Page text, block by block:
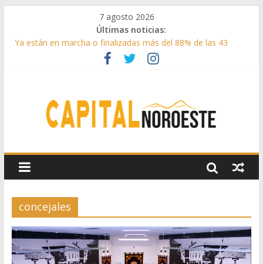
7 agosto 2026
Últimas noticias:
Ya están en marcha o finalizadas más del 88% de las 43
medidas urgentes para reconstruir la Sierra Oeste
Cerca de 33.000 asistentes en los espectáculos de la
kilos de forraje a las ganaderías afectadas por los incendios
de la Sierra Oeste
Guadarrama abre matricula 2026-2027 del Aula de
Humanidades
concejales